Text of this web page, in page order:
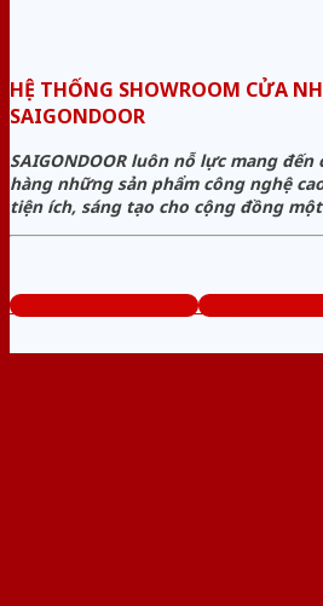
HỆ THỐNG SHOWROOM CỬA
SAIGONDOOR
SAIGONDOOR luôn nỗ lực mang
hàng những sản phẩm công nghệ
tiện ích, sáng tạo cho cộng đồng
www.bancuanhom.com Tổng đài tư